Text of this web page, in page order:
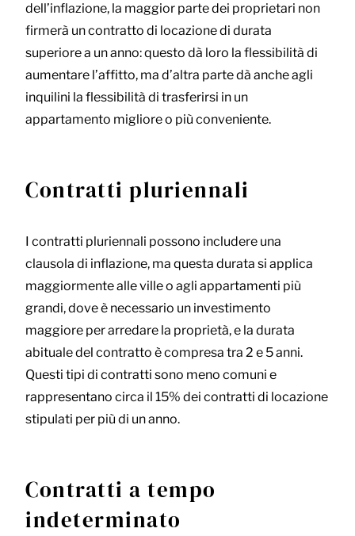
dell’inflazione, la maggior parte dei proprietari non
firmerà un contratto di locazione di durata
superiore a un anno: questo dà loro la flessibilità di
aumentare l’affitto, ma d’altra parte dà anche agli
inquilini la flessibilità di trasferirsi in un
appartamento migliore o più conveniente.
Contratti pluriennali
I contratti pluriennali possono includere una
clausola di inflazione, ma questa durata si applica
maggiormente alle ville o agli appartamenti più
grandi, dove è necessario un investimento
maggiore per arredare la proprietà, e la durata
abituale del contratto è compresa tra 2 e 5 anni.
Questi tipi di contratti sono meno comuni e
rappresentano circa il 15% dei contratti di locazione
stipulati per più di un anno.
Contratti a tempo
indeterminato